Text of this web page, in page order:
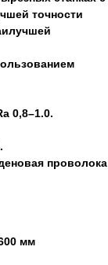
точности
0,8–1.0.
проволока
мм